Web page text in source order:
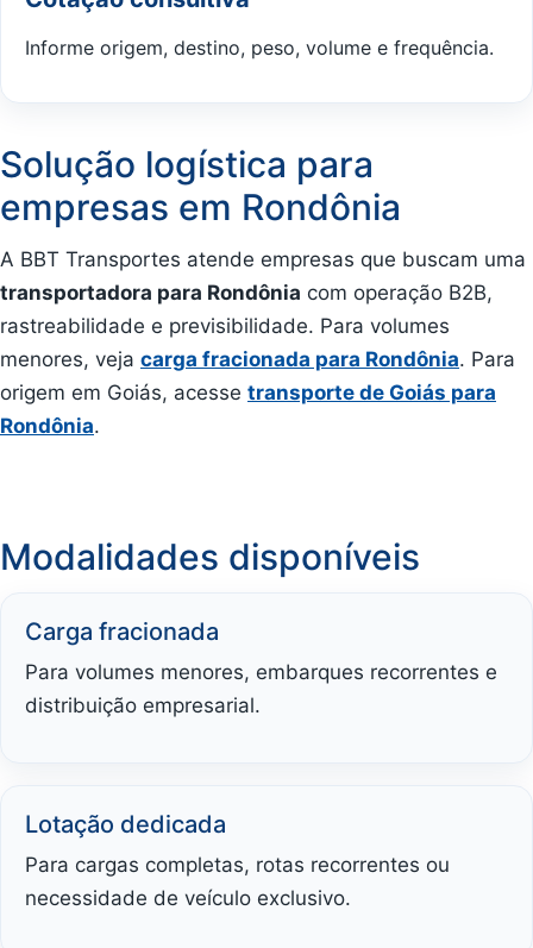
Informe origem, destino, peso, volume e frequência.
Solução logística para
empresas em Rondônia
A BBT Transportes atende empresas que buscam uma
transportadora para Rondônia com operação B2B,
rastreabilidade e previsibilidade. Para volumes
menores, veja carga fracionada para Rondônia. Para
origem em Goiás, acesse transporte de Goiás para
Rondônia.
Modalidades disponíveis
Carga fracionada
Para volumes menores, embarques recorrentes e
distribuição empresarial.
Lotação dedicada
Para cargas completas, rotas recorrentes ou
necessidade de veículo exclusivo.